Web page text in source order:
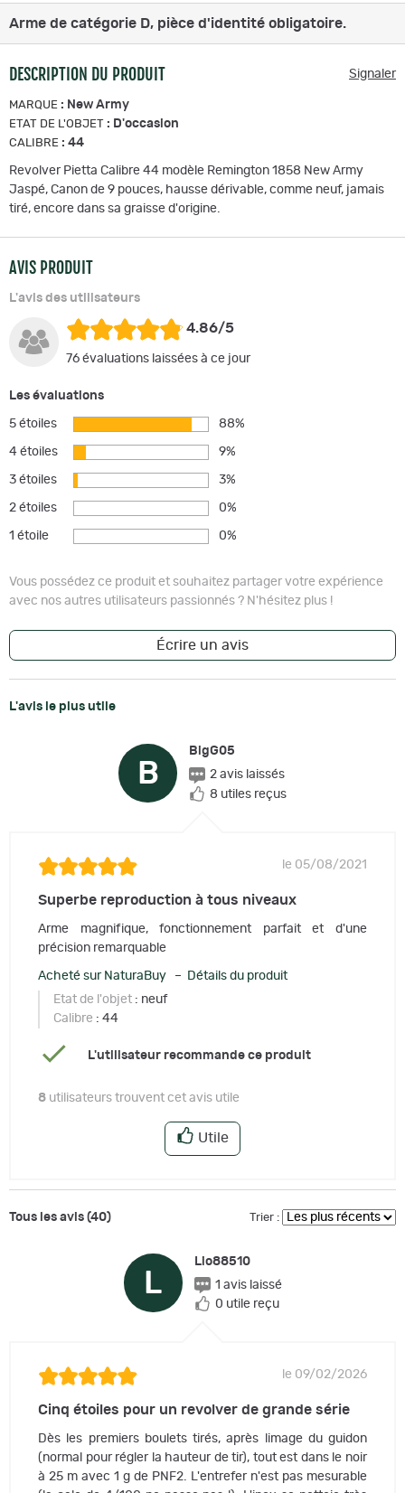
Arme de catégorie D, pièce d'identité obligatoire.
DESCRIPTION DU PRODUIT Signaler
MARQUE : New Army
ETAT DE L'OBJET : D'occasion
CALIBRE : 44
Revolver Pietta Calibre 44 modèle Remington 1858 New Army
Jaspé, Canon de 9 pouces, hausse dérivable, comme neuf, jamais
tiré, encore dans sa graisse d'origine.
AVIS PRODUIT
L'avis des utilisateurs
4.86/5
76 évaluations laissées à ce jour
Les évaluations
5 étoiles 88%
4 étoiles 9%
3 étoiles 3%
2 étoiles 0%
1 étoile 0%
Vous possédez ce produit et souhaitez partager votre expérience
avec nos autres utilisateurs passionnés ? N'hésitez plus !
Écrire un avis
L'avis le plus utile
B
BigG05
2 avis laissés
8 utiles reçus
le 05/08/2021
Superbe reproduction à tous niveaux
Arme magnifique, fonctionnement parfait et d'une
précision remarquable
Acheté sur NaturaBuy – Détails du produit
Etat de l'objet : neuf
Calibre : 44
L'utilisateur recommande ce produit
8 utilisateurs trouvent cet avis utile
Utile
Tous les avis (40) Trier :
L
Lio88510
1 avis laissé
0 utile reçu
le 09/02/2026
Cinq étoiles pour un revolver de grande série
Dès les premiers boulets tirés, après limage du guidon
(normal pour régler la hauteur de tir), tout est dans le noir
à 25 m avec 1 g de PNF2. L'entrefer n'est pas mesurable